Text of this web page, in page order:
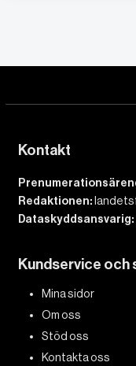
Kontakt
Redaktionen:
Dataskyddsansvarig:
Kundservice och
Mina sidor
Om oss
Stöd oss
Kontakta oss